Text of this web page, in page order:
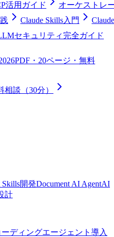
活用ガイド
オーケストレ
Claude Skills入門
セキュリティ完全ガイド
PDF・20ページ・無料
相談（30分）
Skills開発Document AI AgentAI
計
ディングエージェント導入